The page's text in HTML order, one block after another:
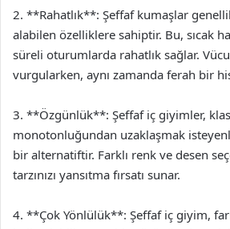
2. **Rahatlık**: Şeffaf kumaşlar
alabilen özelliklere sahiptir. Bu, sıcak
süreli oturumlarda rahatlık sağlar.
vurgularken, aynı zamanda ferah bir
3. **Özgünlük**: Şeffaf iç giyimler,
monotonluğundan uzaklaşmak
bir alternatiftir. Farklı renk ve desen
tarzınızı yansıtma fırsatı sunar.
4. **Çok Yönlülük**: Şeffaf iç giyim,